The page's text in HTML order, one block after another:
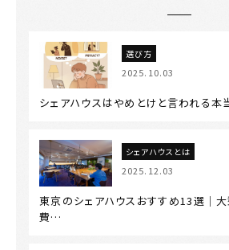
選び方
2025.10.03
シェアハウスはやめとけと言われる
シェアハウスとは
2025.12.03
東京のシェアハウスおすすめ13選｜
費…